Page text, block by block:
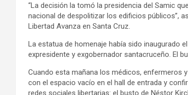
“La decisión la tomó la presidencia del Samic
nacional de despolitizar los edificios públicos”,
Libertad Avanza en Santa Cruz.
La estatua de homenaje había sido inaugurado
expresidente y exgobernador santacruceño. El
Cuando esta mañana los médicos, enfermeros
con el espacio vacío en el hall de entrada y
redes sociales libertarias: el busto de Néstor